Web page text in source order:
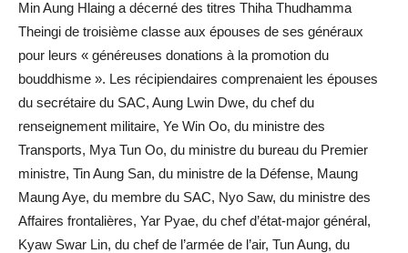
Min Aung Hlaing a décerné des titres Thiha Thudhamma
Theingi de troisième classe aux épouses de ses généraux
pour leurs « généreuses donations à la promotion du
bouddhisme ». Les récipiendaires comprenaient les épouses
du secrétaire du SAC, Aung Lwin Dwe, du chef du
renseignement militaire, Ye Win Oo, du ministre des
Transports, Mya Tun Oo, du ministre du bureau du Premier
ministre, Tin Aung San, du ministre de la Défense, Maung
Maung Aye, du membre du SAC, Nyo Saw, du ministre des
Affaires frontalières, Yar Pyae, du chef d’état-major général,
Kyaw Swar Lin, du chef de l’armée de l’air, Tun Aung, du